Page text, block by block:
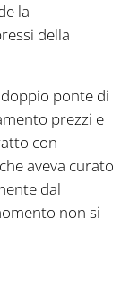
la
della
ponte di
prezzi e
con
aveva curato
dal
non si